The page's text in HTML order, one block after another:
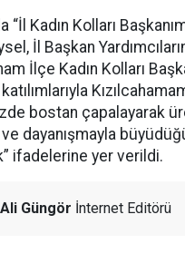
“İl Kadın Kolları
İl Başkan
İlçe Kadın Kolları
bostan çapalayarak
ve dayanışmayla
ifadelerine yer verildi.
Ali Güngör İnternet Editörü